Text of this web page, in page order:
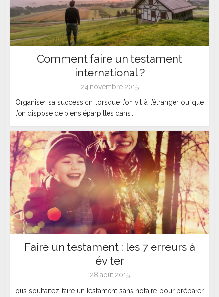
Comment faire un testament
international ?
24 novembre 2015
Organiser sa succession lorsque l’on vit à l’étranger ou que
l’on dispose de biens éparpillés dans...
Faire un testament : les 7 erreurs à
éviter
28 août 2015
ous souhaitez faire un testament sans notaire pour préparer